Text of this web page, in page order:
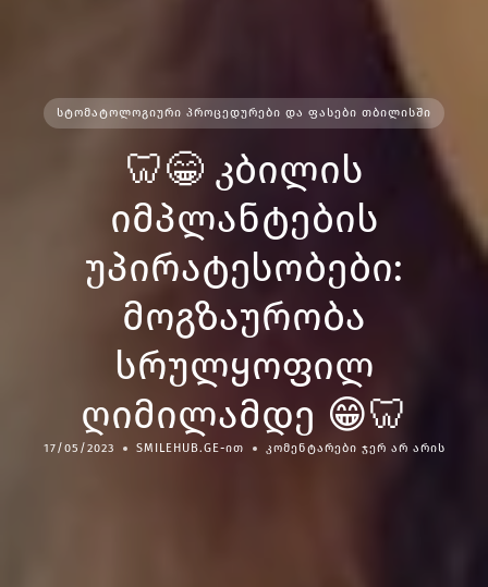
ᲡᲢᲝᲛᲐᲢᲝᲚᲝᲒᲘᲣᲠᲘ ᲞᲠᲝᲪᲔᲓᲣᲠᲔᲑᲘ ᲓᲐ ᲤᲐᲡᲔᲑᲘ ᲗᲑᲘᲚᲘᲡᲨᲘ
🦷😁 კბილის
იმპლანტების
უპირატესობები:
მოგზაურობა
სრულყოფილ
ღიმილამდე 😁🦷
17/05/2023 SMILEHUB.GE-ᲘᲗ ᲙᲝᲛᲔᲜᲢᲐᲠᲔᲑᲘ ᲯᲔᲠ ᲐᲠ ᲐᲠᲘᲡ